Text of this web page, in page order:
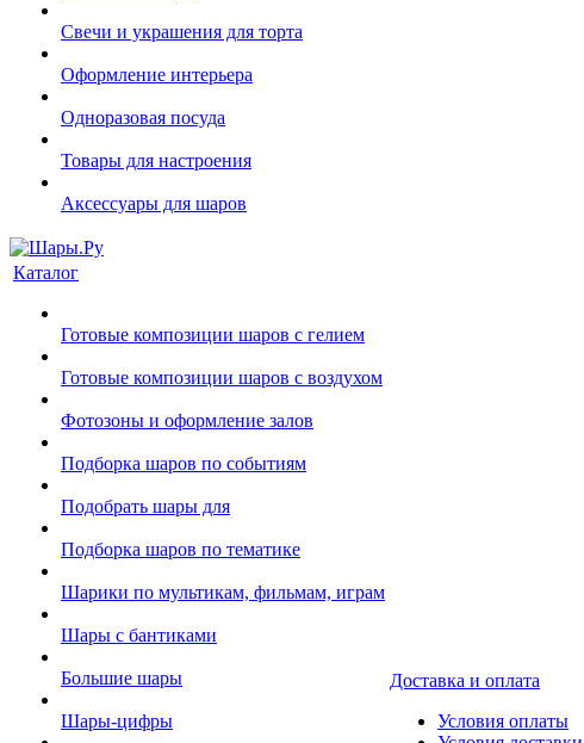
Свечи и украшения для торта
Оформление интерьера
Одноразовая посуда
Товары для настроения
Аксессуары для шаров
Каталог
Готовые композиции шаров с гелием
Готовые композиции шаров с воздухом
Фотозоны и оформление залов
Подборка шаров по событиям
Подобрать шары для
Подборка шаров по тематике
Шарики по мультикам, фильмам, играм
Шары с бантиками
Большие шары
Шары-цифры
Доставка и оплата
Условия оплаты